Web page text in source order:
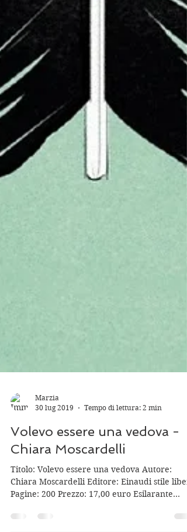
30 lug 2019
Tempo di lettura: 2 min
Volevo essere una vedova -
Chiara Moscardelli
Titolo: Volevo essere una vedova Autore:
Pagine: 200 Prezzo: 17,00 euro Esilarante...